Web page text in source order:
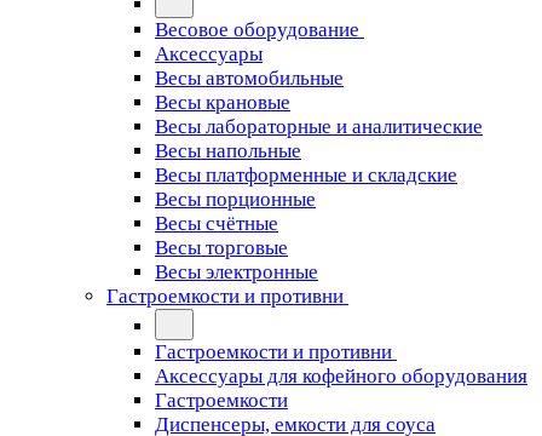
Весовое оборудование
Аксессуары
Весы автомобильные
Весы крановые
Весы лабораторные и аналитические
Весы напольные
Весы платформенные и складские
Весы порционные
Весы счётные
Весы торговые
Весы электронные
Гастроемкости и противни
Гастроемкости и противни
Аксессуары для кофейного оборудования
Гастроемкости
Диспенсеры, емкости для соуса